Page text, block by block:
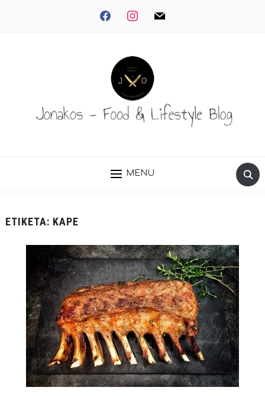
facebookinstagrammail
MENU
ΕΤΙΚΈΤΑ: ΚΑΡΈ